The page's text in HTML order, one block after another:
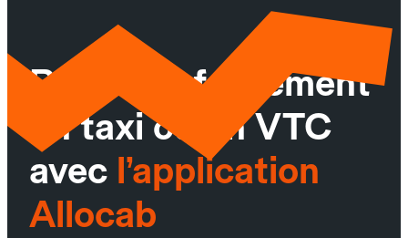
Réservez facilement
un taxi ou un VTC
avec l’application
Allocab